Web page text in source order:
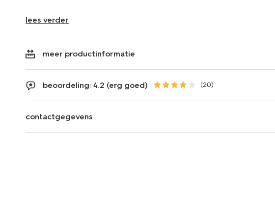
lees verder
meer productinformatie
beoordeling: 4.2 (erg goed) (20)
contactgegevens